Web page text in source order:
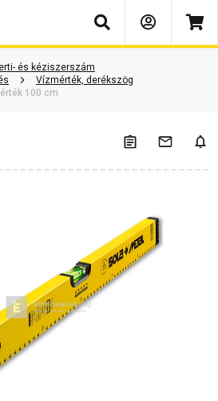
Keresés
és kéziszerszám
Vízmérték, derékszög
100 cm
Kérdések és válaszok